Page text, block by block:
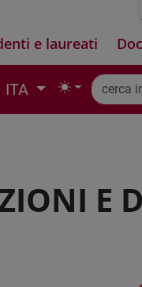
e laureati
ITA
E